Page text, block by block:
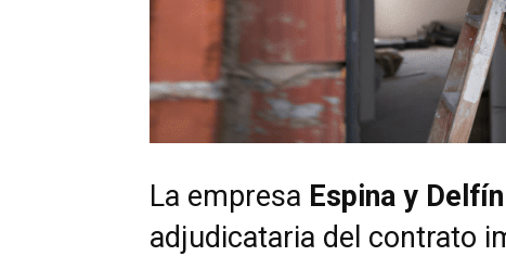
La empresa Espina y Delfín
adjudicataria del contrato